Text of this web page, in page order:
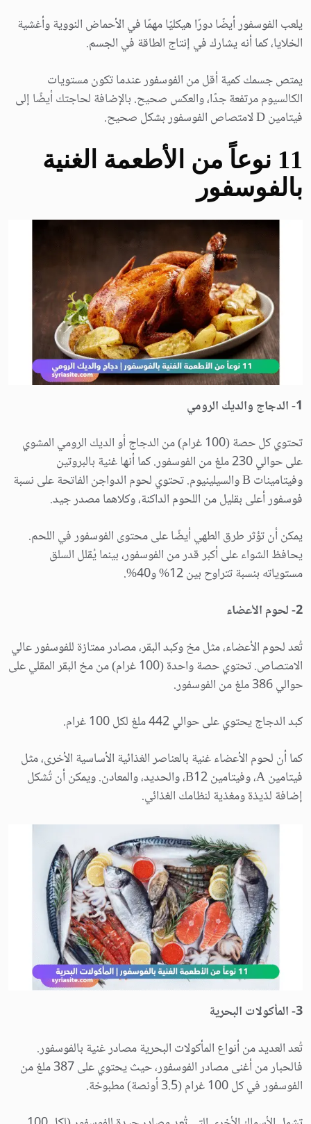
يلعب الفوسفور أيضًا دورًا هيكليًا مهمًا في الأحماض النووية وأغشية
الخلايا، كما أنه يشارك في إنتاج الطاقة في الجسم.
يمتص جسمك كمية أقل من الفوسفور عندما تكون مستويات
الكالسيوم مرتفعة جدًا، والعكس صحيح. بالإضافة لحاجتك أيضًا إلى
فيتامين D لامتصاص الفوسفور بشكل صحيح.
11 نوعاً من الأطعمة الغنية
بالفوسفور
1- الدجاج والديك الرومي
تحتوي كل حصة (100 غرام) من الدجاج أو الديك الرومي المشوي
على حوالي 230 ملغ من الفوسفور. كما أنها غنية بالبروتين
وفيتامينات B والسيلينيوم. تحتوي لحوم الدواجن الفاتحة على نسبة
فوسفور أعلى بقليل من اللحوم الداكنة، وكلاهما مصدر جيد.
يمكن أن تؤثر طرق الطهي أيضًا على محتوى الفوسفور في اللحم.
يحافظ الشواء على أكبر قدر من الفوسفور، بينما يُقلل السلق
مستوياته بنسبة تتراوح بين 12% و40%.
2- لحوم الأعضاء
تُعد لحوم الأعضاء، مثل مخ وكبد البقر، مصادر ممتازة للفوسفور عالي
الامتصاص. تحتوي حصة واحدة (100 غرام) من مخ البقر المقلي على
حوالي 386 ملغ من الفوسفور.
كبد الدجاج يحتوي على حوالي 442 ملغ لكل 100 غرام.
كما أن لحوم الأعضاء غنية بالعناصر الغذائية الأساسية الأخرى، مثل
فيتامين A، وفيتامين B12، والحديد، والمعادن. ويمكن أن تُشكل
إضافة لذيذة ومغذية لنظامك الغذائي.
3- المأكولات البحرية
تُعد العديد من أنواع المأكولات البحرية مصادر غنية بالفوسفور.
فالحبار من أغنى مصادر الفوسفور، حيث يحتوي على 387 ملغ من
الفوسفور في كل 100 غرام (3.5 أونصة) مطبوخة.